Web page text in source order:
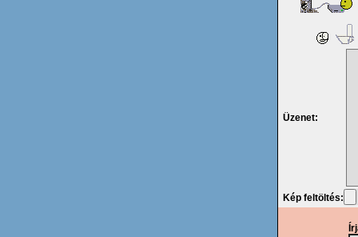
Üzenet:
Kép feltöltés: